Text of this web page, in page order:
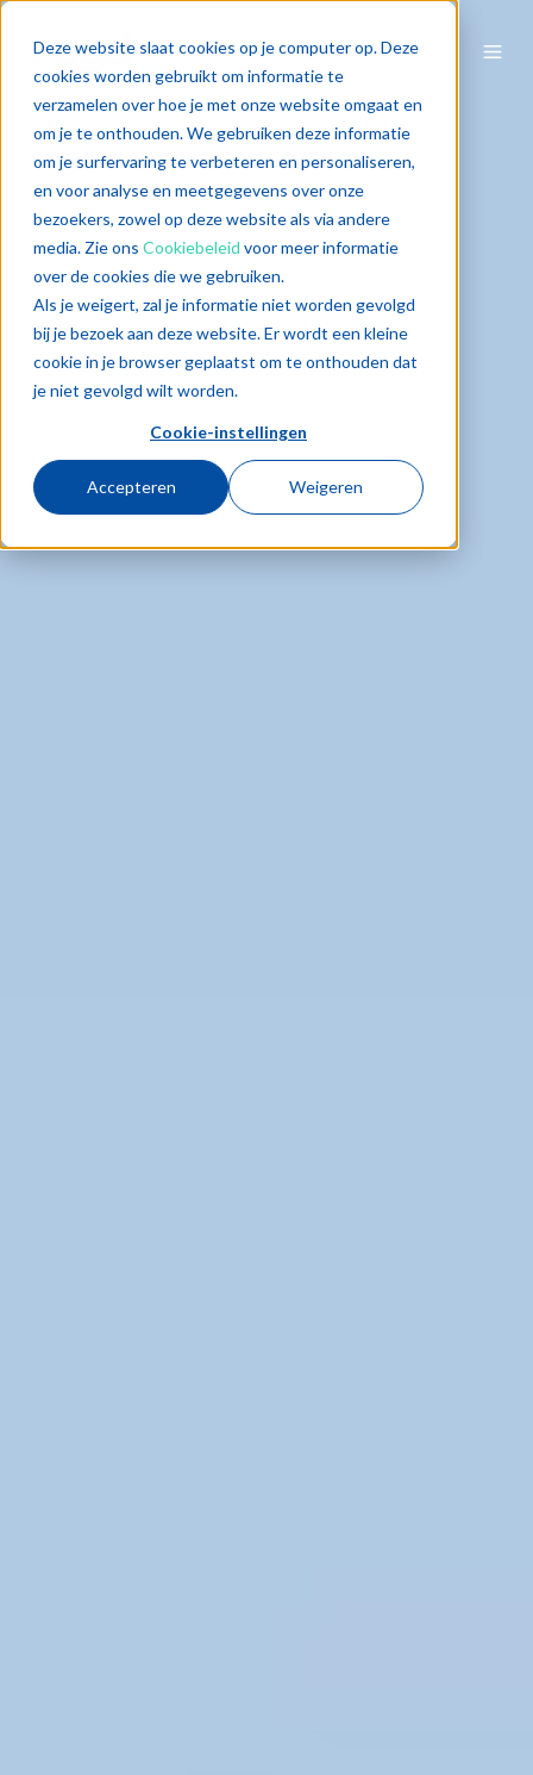
Deze website slaat cookies op je computer op. Deze
cookies worden gebruikt om informatie te
verzamelen over hoe je met onze website omgaat en
om je te onthouden. We gebruiken deze informatie
om je surfervaring te verbeteren en personaliseren,
en voor analyse en meetgegevens over onze
bezoekers, zowel op deze website als via andere
media. Zie ons Cookiebeleid voor meer informatie
over de cookies die we gebruiken.
Als je weigert, zal je informatie niet worden gevolgd
bij je bezoek aan deze website. Er wordt een kleine
cookie in je browser geplaatst om te onthouden dat
je niet gevolgd wilt worden.
Cookie-instellingen
Accepteren Weigeren